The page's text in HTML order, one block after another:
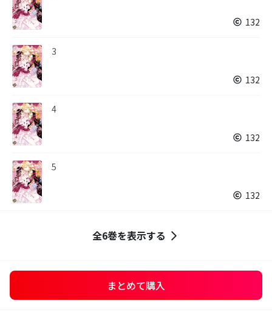
132
3
132
4
132
5
132
全6巻を表示する
まとめて購入